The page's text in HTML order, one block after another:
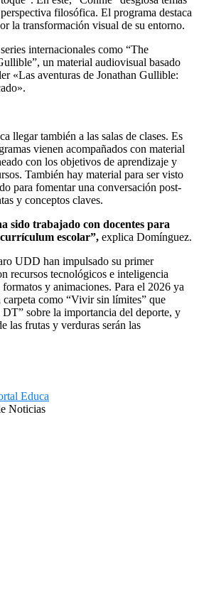
filosófica. El programa destaca
la transformación visual de su entorno.
internacionales como “The
un material audiovisual basado
«Las aventuras de Jonathan Gullible:
llegar también a las salas de clases. Es
vienen acompañados con material
con los objetivos de aprendizaje y
También hay material para ser visto
para fomentar una conversación post-
y conceptos claves.
sido trabajado con docentes para
escolar”, explica Domínguez.
UDD han impulsado su primer
recursos tecnológicos e inteligencia
y animaciones. Para el 2026 ya
carpeta como “Vivir sin límites” que
sobre la importancia del deporte, y
las frutas y verduras serán las
Noticias